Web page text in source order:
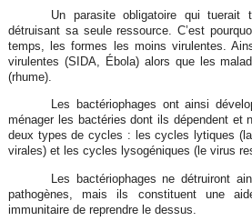
Un parasite obligatoire qui tuerait
détruisant sa seule ressource. C’est
temps, les formes les moins virulentes.
virulentes (SIDA, Ébola) alors que les
(rhume).
Les bactériophages ont ainsi
ménager les bactéries dont ils dépendent
deux types de cycles : les cycles lytiques
virales) et les cycles lysogéniques (le virus
Les bactériophages ne détruiront
pathogènes, mais ils constituent une
immunitaire de reprendre le dessus.